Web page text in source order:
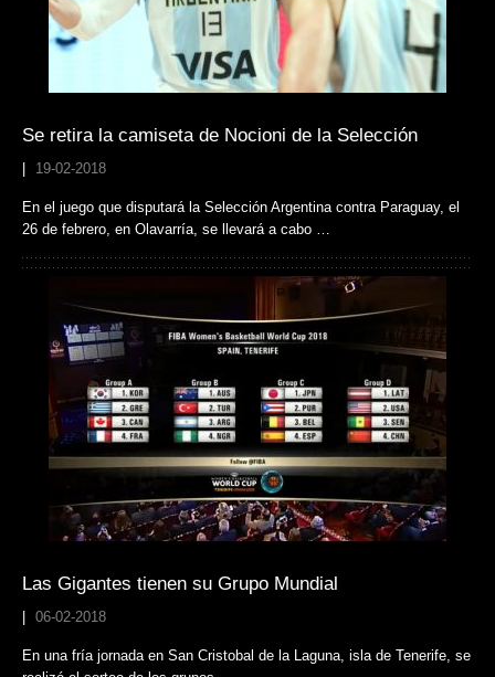
Se retira la camiseta de Nocioni de la Selección
19-02-2018
En el juego que disputará la Selección Argentina contra Paraguay, el
26 de febrero, en Olavarría, se llevará a cabo …
Las Gigantes tienen su Grupo Mundial
06-02-2018
En una fría jornada en San Cristobal de la Laguna, isla de Tenerife, se